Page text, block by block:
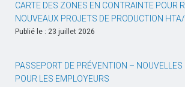
CARTE DES ZONES EN CONTRAINTE POUR
NOUVEAUX PROJETS DE PRODUCTION
Publié le : 23 juillet 2026
PASSEPORT DE PRÉVENTION –
POUR LES EMPLOYEURS